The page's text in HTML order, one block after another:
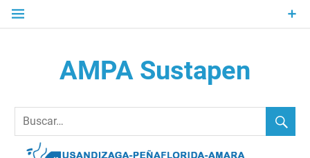
Saltar
AMPA Sustapen
Elkartea Asociación de Padres-Madres de Alumnos del I.E.S.